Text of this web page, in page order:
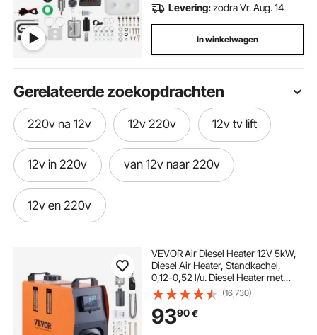
Levering:zodra Vr. Aug. 14
In winkelwagen
Gerelateerde zoekopdrachten
220v na 12v 12v 220v 12v tv lift
12v in 220v van 12v naar 220v
12v en 220v
zonnepanelen camper 12v
zonnepaneel 12v camper
VEVOR Air Diesel Heater 12V 5kW,
Diesel Air Heater, Standkachel,
0,12-0,52 l/u. Diesel Heater met
LCD-scherm en afstandsbediening.
(16,730)
9390€